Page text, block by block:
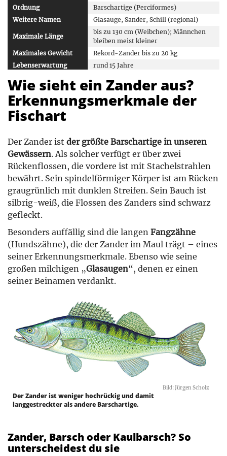
Ordnung
Barschartige (Perciformes)
Weitere Namen
Glasauge, Sander, Schill (regional)
Maximale Länge
bis zu 130 cm (Weibchen); Männchen
bleiben meist kleiner
Maximales Gewicht
Rekord-Zander bis zu 20 kg
Lebenserwartung
rund 15 Jahre
Lebensraum
Wasser und festem Grund; bei
geringem Salzgehalt auch im
Brackwasser
Verbreitung
Nahrung
zunächst Zooplankton, nach wenigen
Monaten Kleinfische (z. B. Ukelei, Stint)
nach 3 bis 5 Jahren
Laichzeit
Wassertemperatur; bis zu 200.000 Eier
pro Fisch
Schonzeit &
Mindestmaß
je nach Bundeslandunterschiedlich
Speisewert
grätenarmem Fleisch
Wie sieht ein Zander aus?
Erkennungsmerkmale der
Fischart
Der Zander ist der größte Barschartige in unseren
Gewässern. Als solcher verfügt er über zwei
Rückenflossen, die vordere ist mit Stachelstrahlen
bewährt. Sein spindelförmiger Körper ist am Rücken
graugrünlich mit dunklen Streifen. Sein Bauch ist
silbrig-weiß, die Flossen des Zanders sind schwarz
gefleckt.
Besonders auffällig sind die langen Fangzähne
(Hundszähne), die der Zander im Maul trägt – eines
seiner Erkennungsmerkmale. Ebenso wie seine
großen milchigen „Glasaugen“, denen er einen
seiner Beinamen verdankt.
Bild: Jürgen Scholz
Der Zander ist weniger hochrückig und damit
langgestreckter als andere Barschartige.
Zander, Barsch oder Kaulbarsch? So
unterscheidest du sie